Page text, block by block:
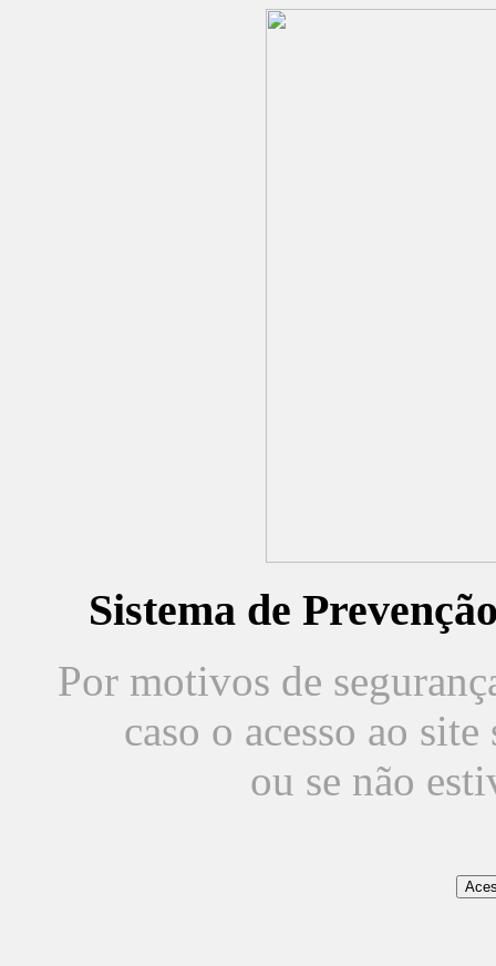
Sistema de
Por motivos de
caso o acesso ao
ou se não